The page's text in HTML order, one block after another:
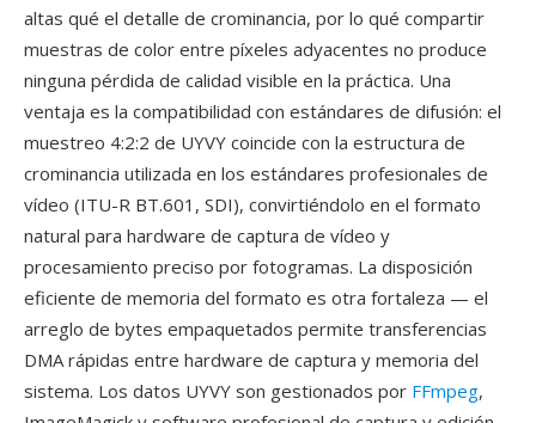
altas qué el detalle de crominancia, por lo qué compartir
muestras de color entre píxeles adyacentes no produce
ninguna pérdida de calidad visible en la práctica. Una
ventaja es la compatibilidad con estándares de difusión: el
muestreo 4:2:2 de UYVY coincide con la estructura de
crominancia utilizada en los estándares profesionales de
vídeo (ITU-R BT.601, SDI), convirtiéndolo en el formato
natural para hardware de captura de vídeo y
procesamiento preciso por fotogramas. La disposición
eficiente de memoria del formato es otra fortaleza — el
arreglo de bytes empaquetados permite transferencias
DMA rápidas entre hardware de captura y memoria del
sistema. Los datos UYVY son gestionados por FFmpeg,